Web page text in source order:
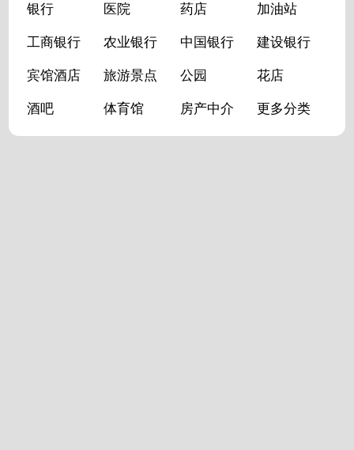
银行 医院 药店 加油站
工商银行 农业银行 中国银行 建设银行
宾馆酒店 旅游景点 公园 花店
酒吧 体育馆 房产中介 更多分类